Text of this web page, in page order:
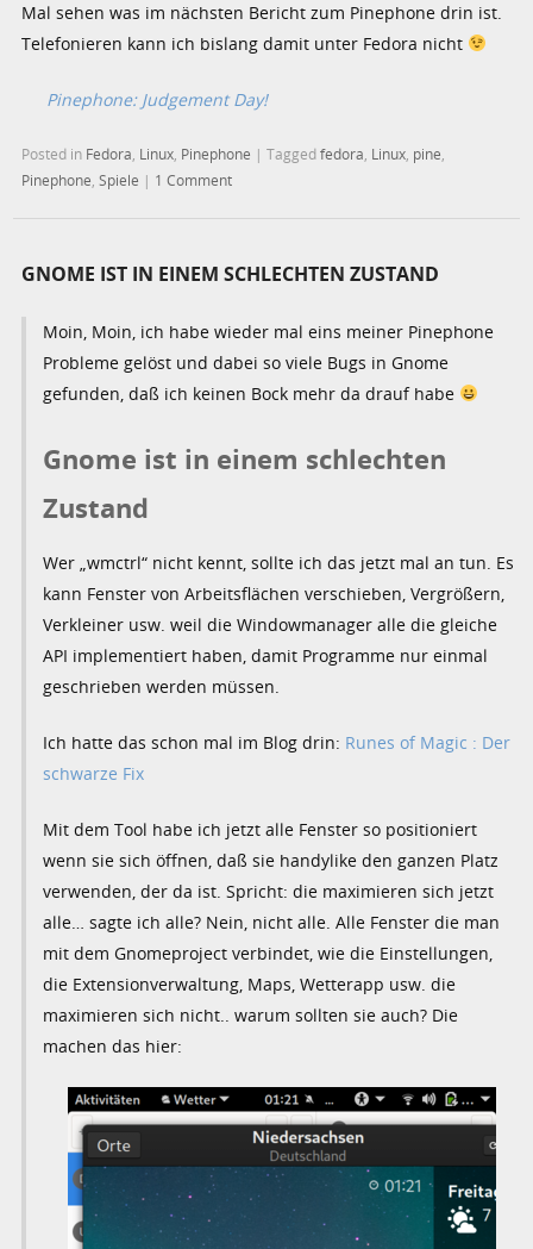
Mal sehen was im nächsten Bericht zum Pinephone drin ist.
Telefonieren kann ich bislang damit unter Fedora nicht
Pinephone: Judgement Day!
Posted in Fedora Linux Pinephone |Taggedfedora Linux pine
Pinephone ,Spiele | 1 Comment
GNOME IST IN EINEM SCHLECHTEN ZUSTAND
Moin, Moin, ich habe wieder mal eins meiner Pinephone
Probleme gelöst und dabei so viele Bugs in Gnome
gefunden, daß ich keinen Bock mehr da drauf habe
Gnome ist in einem schlechten
Zustand
Wer „wmctrl“ nicht kennt, sollte ich das jetzt mal an tun. Es
kann Fenster von Arbeitsflächen verschieben, Vergrößern,
Verkleiner usw. weil die Windowmanager alle die gleiche
API implementiert haben, damit Programme nur einmal
geschrieben werden müssen.
Ich hatte das schon mal im Blog drin: Runes of Magic : Der
schwarze Fix
Mit dem Tool habe ich jetzt alle Fenster so positioniert
wenn sie sich öffnen, daß sie handylike den ganzen Platz
verwenden, der da ist. Spricht: die maximieren sich jetzt
alle… sagte ich alle? Nein, nicht alle. Alle Fenster die man
mit dem Gnomeproject verbindet, wie die Einstellungen,
die Extensionverwaltung, Maps, Wetterapp usw. die
maximieren sich nicht.. warum sollten sie auch? Die
machen das hier: